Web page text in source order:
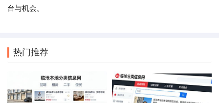
台与机会。
热门推荐